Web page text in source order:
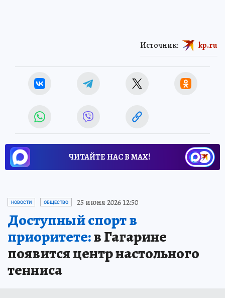
Источник: kp.ru
ЧИТАЙТЕ НАС В МАХ!
НОВОСТИ ОБЩЕСТВО 25 июня 2026 12:50
Доступный спорт в
приоритете:в Гагарине
появится центр настольного
тенниса